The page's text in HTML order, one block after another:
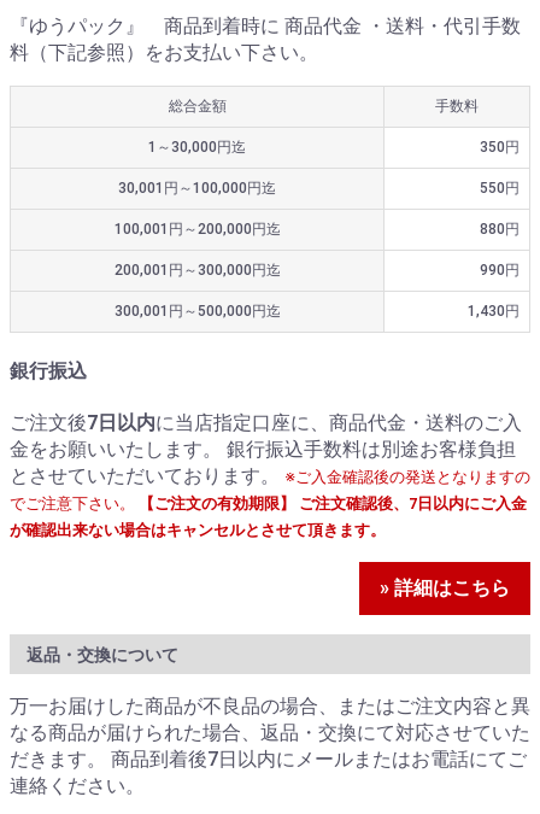
『ゆうパック』 商品到着時に 商品代金 ・送料・代引手数
料（下記参照）をお支払い下さい。
総合金額 手数料
1～30,000円迄 350円
30,001円～100,000円迄 550円
100,001円～200,000円迄 880円
200,001円～300,000円迄 990円
300,001円～500,000円迄 1,430円
銀行振込
ご注文後7日以内に当店指定口座に、商品代金・送料のご入
金をお願いいたします。 銀行振込手数料は別途お客様負担
とさせていただいております。
※ご入金確認後の発送となりますの
でご注意下さい。
【ご注文の有効期限】 ご注文確認後、7日以内にご入金
が確認出来ない場合はキャンセルとさせて頂きます。
» 詳細はこちら
返品・交換について
万一お届けした商品が不良品の場合、またはご注文内容と異
なる商品が届けられた場合、返品・交換にて対応させていた
だきます。 商品到着後7日以内にメールまたはお電話にてご
連絡ください。